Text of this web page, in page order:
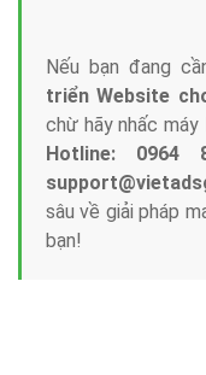
Nếu bạn đang
triển Website
chừ hãy nhấc
Hotline: 0964
sâu về giải pháp
bạn!